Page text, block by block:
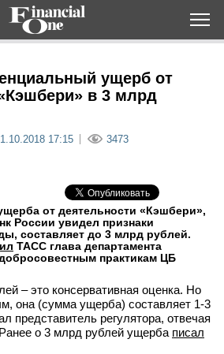
ущерб от
в 3 млрд
17:15 3473
от деятельности «Кэшбери»,
России увидел признаки
составляет до 3 млрд рублей.
ТАСС глава департамента
практикам ЦБ
– это консервативная оценка. Но
она (сумма ущерба) составляет 1-3
представитель регулятора, отвечая
Ранее о 3 млрд рублей ущерба писал